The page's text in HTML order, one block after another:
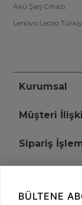
Akü Şarj Cihazı
Lenovo Lecoo
Kurumsal
Müşteri
Sipariş
BÜLTENE